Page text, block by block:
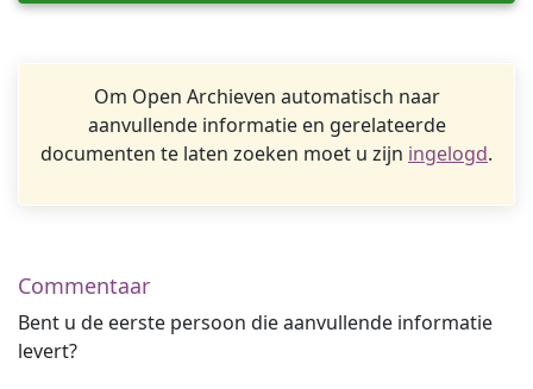
Om Open Archieven automatisch naar
aanvullende informatie en gerelateerde
documenten te laten zoeken moet u zijn ingelogd.
Commentaar
Bent u de eerste persoon die aanvullende informatie
levert?